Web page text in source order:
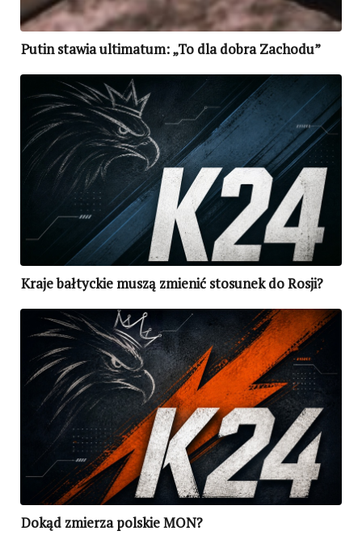
Putin stawia ultimatum: „To dla dobra Zachodu”
Kraje bałtyckie muszą zmienić stosunek do Rosji?
Dokąd zmierza polskie MON?